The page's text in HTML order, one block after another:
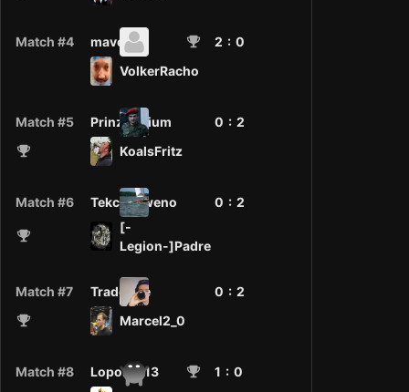
Match #4 maveng. 2 : 0
VolkerRacho
Match #5 Prinz_Valium 0 : 2
KoalsFritz
Match #6 Tekcityaweno 0 : 2
[-
Legion-]Padre
Match #7 Traderjoe 0 : 2
Marcel2_0
Match #8 Loponka13 1 : 0